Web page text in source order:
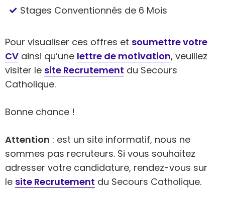
Stages Conventionnés de 6 Mois
Pour visualiser ces offres et soumettre votre
CV ainsi qu’une lettre de motivation, veuillez
visiter le site Recrutement du Secours
Catholique.
Bonne chance !
Attention : est un site informatif, nous ne
sommes pas recruteurs. Si vous souhaitez
adresser votre candidature, rendez-vous sur
le site Recrutement du Secours Catholique.